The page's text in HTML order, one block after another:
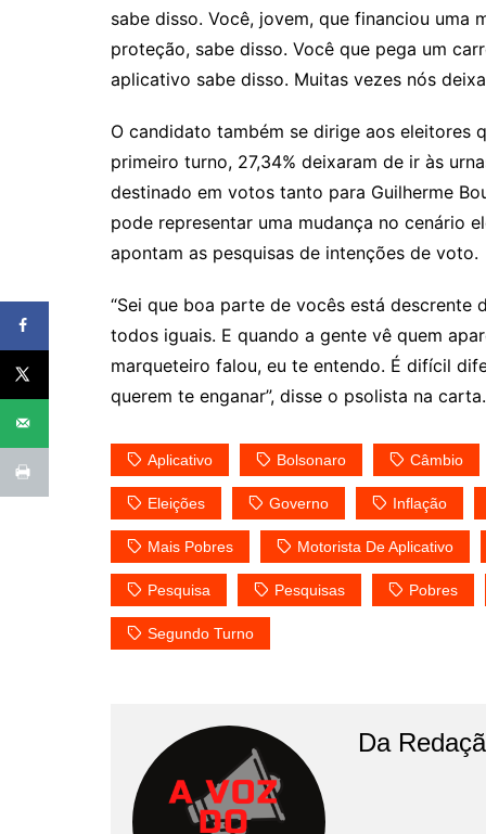
sabe disso. Você, jovem, que financiou uma
proteção, sabe disso. Você que pega um
aplicativo sabe disso. Muitas vezes nós
O candidato também se dirige aos eleitores
primeiro turno, 27,34% deixaram de ir às
destinado em votos tanto para Guilherme
pode representar uma mudança no cenário
apontam as pesquisas de intenções de voto.
“Sei que boa parte de vocês está descrente
todos iguais. E quando a gente vê quem
marqueteiro falou, eu te entendo. É difícil
querem te enganar”, disse o psolista na carta.
Aplicativo Bolsonaro Câmbio
Eleições Governo Inflação
Mais Pobres Motorista De Aplicativo
Pesquisa Pesquisas Pobres
Segundo Turno
Da